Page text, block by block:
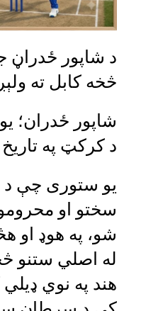
د شاپور ځدراڼ
څخه کابل ته
شاپور ځدران؛
د کرکټ په
یو ستوری چې د
سختو او
شو، په هوډ او
له اصلي ستنو
هند په نوي